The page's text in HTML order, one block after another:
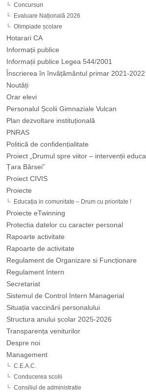
Concursuri
Evaluare Națională 2026
Olimpiade școlare
Hotarari CA
Informații publice
Informații publice Legea 544/2001
Înscrierea în învățământul primar 2021-2022
Noutăți
Orar elevi
Personalul Școlii Gimnaziale Vulcan
Plan dezvoltare instituțională
PNRAS
Politică de confidențialitate
Proiect „Drumul spre viitor – intervenții
Țara Bârsei”
Proiect CIVIS
Proiecte
Educația in comunitate – Drum cu prioritate !
Proiecte eTwinning
Protectia datelor cu caracter personal
Rapoarte activitate
Rapoarte de activitate
Regulament de Organizare si Funcționare
Regulament Intern
Secretariat
Sistemul de Control Intern Managerial
Situația vaccinării personalului
Structura anului școlar 2025-2026
Transparența veniturilor
Despre noi
Management
C.E.A.C.
Conducerea scolii
Consiliul de administratie